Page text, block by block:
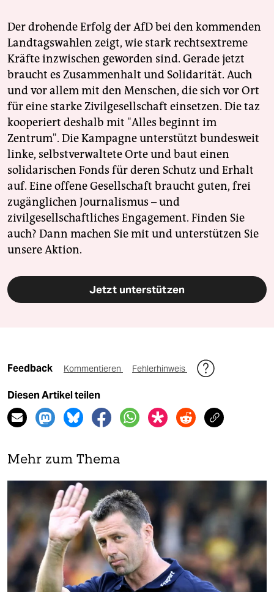
Der drohende Erfolg der AfD bei den kommenden
Landtagswahlen zeigt, wie stark rechtsextreme
Kräfte inzwischen geworden sind. Gerade jetzt
braucht es Zusammenhalt und Solidarität. Auch
und vor allem mit den Menschen, die sich vor Ort
für eine starke Zivilgesellschaft einsetzen. Die taz
kooperiert deshalb mit "Alles beginnt im
Zentrum". Die Kampagne unterstützt bundesweit
linke, selbstverwaltete Orte und baut einen
solidarischen Fonds für deren Schutz und Erhalt
auf. Eine offene Gesellschaft braucht guten, frei
zugänglichen Journalismus – und
zivilgesellschaftliches Engagement. Finden Sie
auch? Dann machen Sie mit und unterstützen Sie
unsere Aktion.
Jetzt unterstützen
Feedback Kommentieren Fehlerhinweis
Diesen Artikel teilen
Mehr zum Thema